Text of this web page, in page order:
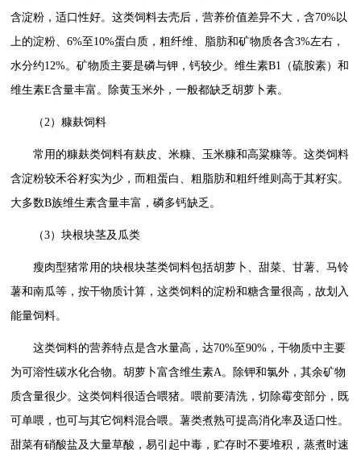
含淀粉，适口性好。这类饲料去壳后，营养价值差异不大，含70%以
上的淀粉、6%至10%蛋白质，粗纤维、脂肪和矿物质各含3%左右，
水分约12%。矿物质主要是磷与钾，钙较少。维生素B1（硫胺素）和
维生素E含量丰富。除黄玉米外，一般都缺乏胡萝卜素。
（2）糠麸饲料
常用的糠麸类饲料有麸皮、米糠、玉米糠和高粱糠等。这类饲料
含淀粉较禾谷籽实为少，而粗蛋白、粗脂肪和粗纤维则高于其籽实。
大多数B族维生素含量丰富，磷多钙缺乏。
（3）块根块茎及瓜类
瘦肉型猪常用的块根块茎类饲料包括胡萝卜、甜菜、甘薯、马铃
薯和南瓜等，按干物质计算，这类饲料的淀粉和糖含量很高，故划入
能量饲料。
这类饲料的营养特点是含水量高，达70%至90%，干物质中主要
为可溶性碳水化合物。胡萝卜富含维生素A。除钾和氯外，其余矿物
质含量很少。这类饲料很适合喂猪。喂前要清洗，切除霉变部分，既
可单喂，也可与其它饲料混合喂。薯类煮熟可提高消化率及适口性。
甜菜有硝酸盐及大量草酸，易引起中毒，贮存时不要堆积，蒸煮时速